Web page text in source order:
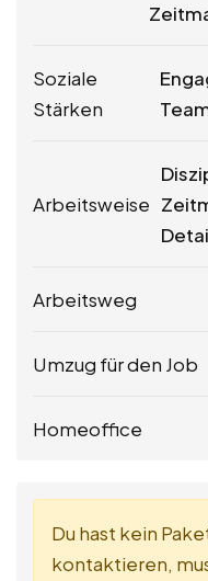
Soziale
Stärken
Arbeitsweise
Arbeitsweg
Umzug für den Job
Homeoffice
Du hast kein
kontaktieren,